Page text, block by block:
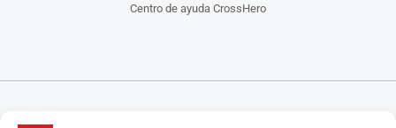
Centro de ayuda CrossHero
CrossHero es un software y app todo en uno, para la gestión de gimnasios, centros de